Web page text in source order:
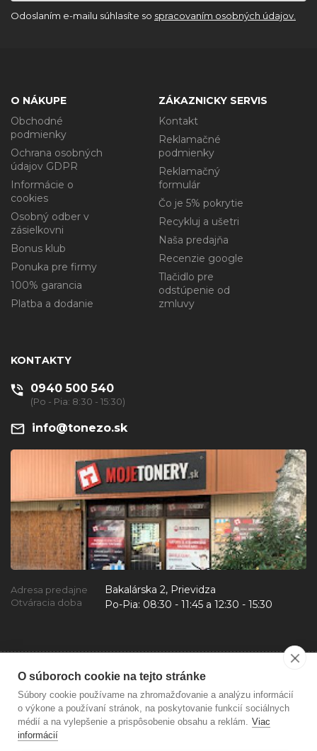
O súboroch cookie na tejto stránke
Súbory cookie používame na zhromažďovanie a analýzu informácií
o výkone a používaní stránok, na poskytovanie funkcií sociálnych
médií a na vylepšenie a prispôsobenie obsahu a reklám. Viac
informácií
Odoslaním e-mailu súhlasíte so spracovaním osobných údajov.
O NÁKUPE
Obchodné
podmienky
Ochrana osobných
údajov GDPR
Informácie o
cookies
Osobný odber v
zásielkovni
Bonus klub
Ponuka pre firmy
100% garancia
Platba a dodanie
ZÁKAZNICKY SERVIS
Kontakt
Reklamačné
podmienky
Reklamačný
formulár
Čo je 5% pokrytie
Recykluj a ušetri
Naša predajňa
Recenzie google
Tlačidlo pre
odstúpenie od
zmluvy
KONTAKTY
0940 500 540
(Po - Pia: 8:30 - 15:30)
info@tonezo.sk
Adresa predajne Bakalárska 2, Prievidza
Otváracia doba Po-Pia: 08:30 - 11:45 a 12:30 - 15:30